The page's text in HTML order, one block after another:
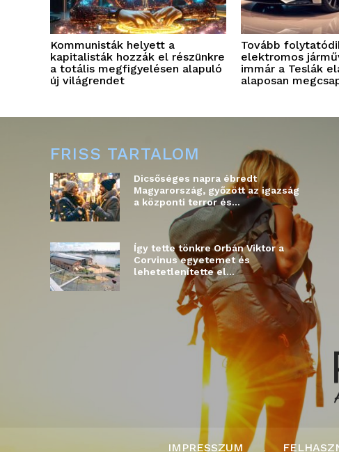
Kommunisták helyett a
kapitalisták hozzák el részünkre
a totális megfigyelésen alapuló
új világrendet
Tovább
elektromos
immár a Teslák
alaposan
FRISS TARTALOM
Dicsőséges napra ébredt
Magyarország, győzött az igazság
a központi terror és...
Így tette tönkre Orbán Viktor a
Corvinus egyetemet és
lehetetlenítette el...
IMPRESSZUM